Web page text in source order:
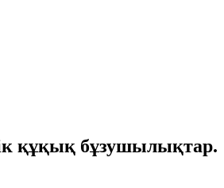
құқық бұзушылықтар.